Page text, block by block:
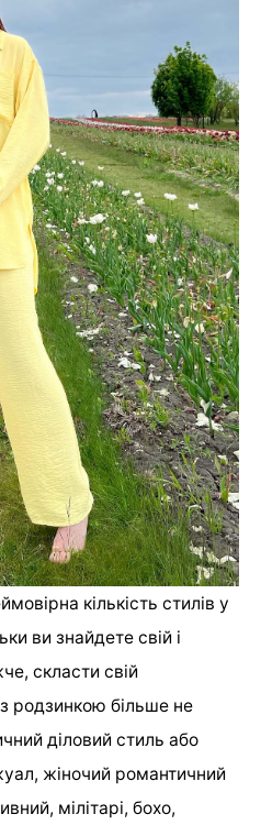
кількість стилів у
ви знайдете свій і
скласти свій
родзинкою більше не
діловий стиль або
жіночий романтичний
мілітарі, бохо,